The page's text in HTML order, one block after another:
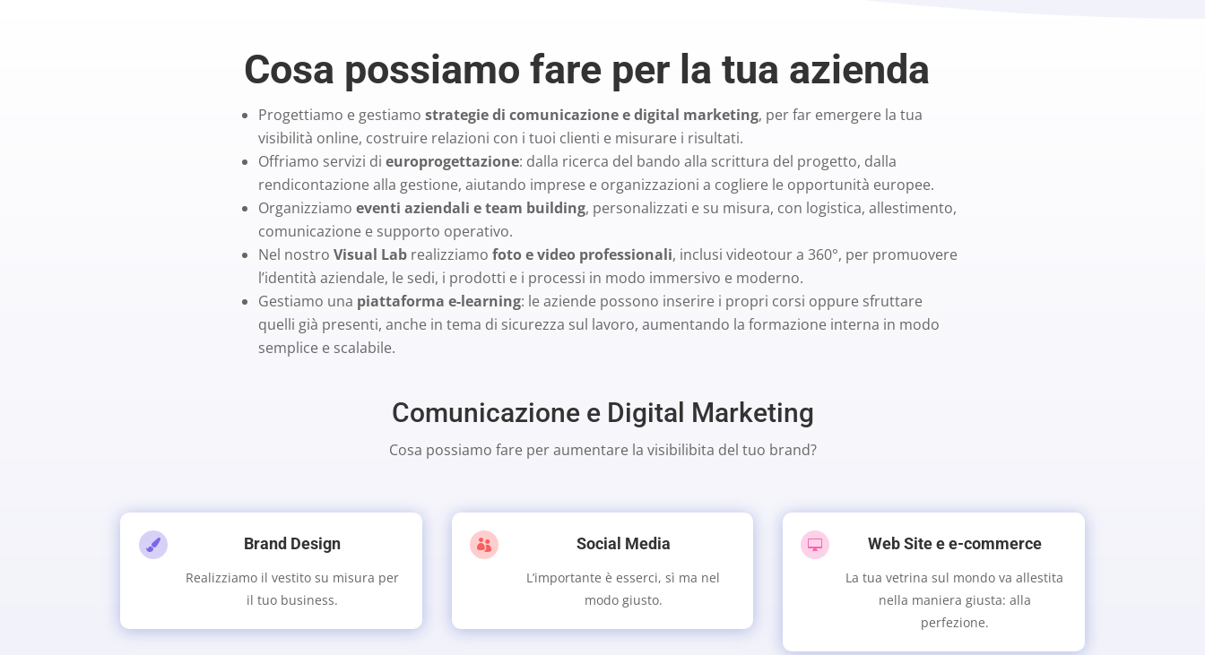
Cosa possiamo fare per la tua azienda
Progettiamo e gestiamo strategie di comunicazione e digital marketing, per far emergere la tua
visibilità online, costruire relazioni con i tuoi clienti e misurare i risultati.
Offriamo servizi di europrogettazione: dalla ricerca del bando alla scrittura del progetto, dalla
rendicontazione alla gestione, aiutando imprese e organizzazioni a cogliere le opportunità europee.
Organizziamo eventi aziendali e team building, personalizzati e su misura, con logistica, allestimento,
comunicazione e supporto operativo.
Nel nostro Visual Lab realizziamo foto e video professionali, inclusi videotour a 360°, per promuovere
l’identità aziendale, le sedi, i prodotti e i processi in modo immersivo e moderno.
Gestiamo una piattaforma e-learning: le aziende possono inserire i propri corsi oppure sfruttare
quelli già presenti, anche in tema di sicurezza sul lavoro, aumentando la formazione interna in modo
semplice e scalabile.
Comunicazione e Digital Marketing
Cosa possiamo fare per aumentare la visibilibita del tuo brand?
 Brand Design
Realizziamo il vestito su misura per
il tuo business.
 Social Media
L’importante è esserci, sì ma nel
modo giusto.
 Web Site e e-commerce
La tua vetrina sul mondo va allestita
nella maniera giusta: alla
perfezione.